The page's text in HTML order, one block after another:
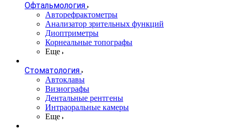
Офтальмология
Авторефрактометры
Анализатор зрительных функций
Диоптриметры
Корнеальные топографы
Еще
Стоматология
Автоклавы
Визиографы
Дентальные рентгены
Интраоральные камеры
Еще